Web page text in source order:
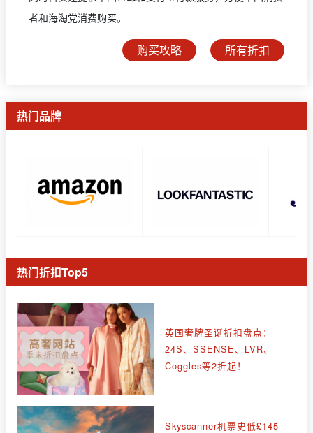
者和海淘党消费购买。
购买攻略 所有折扣
热门品牌
热门折扣Top5
英国奢牌圣诞折扣盘点：
24S、SSENSE、LVR、
Coggles等2折起！
Skyscanner机票史低£145